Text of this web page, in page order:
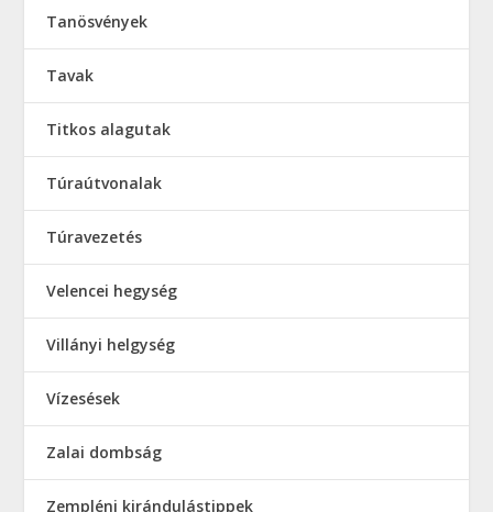
Tanösvények
Tavak
Titkos alagutak
Túraútvonalak
Túravezetés
Velencei hegység
Villányi helgység
Vízesések
Zalai dombság
Zempléni kirándulástippek